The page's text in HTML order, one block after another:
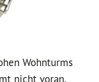
Wohnturms
nicht voran.